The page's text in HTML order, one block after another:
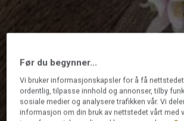
Før du begynner...
Vi bruker informasjonskapsler for å få
ordentlig, tilpasse innhold og annonser, tilby
sosiale medier og analysere trafikken vår. Vi
informasjon om din bruk av nettstedet vårt med